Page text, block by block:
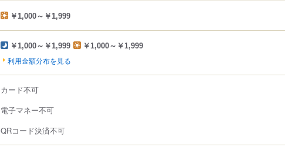
￥1,000～￥1,999
￥1,000～￥1,999 ￥1,000～￥1,999
利用金額分布を見る
カード不可
電子マネー不可
QRコード決済不可